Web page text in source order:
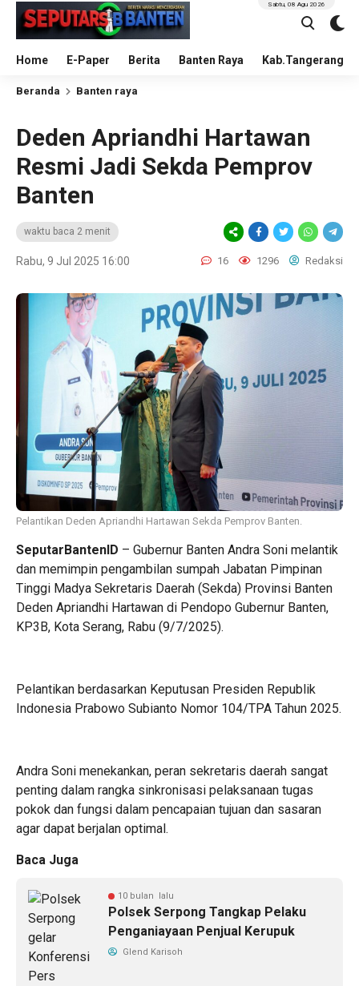
Home E-Paper Berita Banten Raya Kab.Tangerang
Sabtu, 08 Agu 2026
Beranda Banten raya
Deden Apriandhi Hartawan
Resmi Jadi Sekda Pemprov
Banten
waktu baca 2 menit
Rabu, 9 Jul 2025 16:00 16 1296 Redaksi
Pelantikan Deden Apriandhi Hartawan Sekda Pemprov Banten.
SeputarBantenID – Gubernur Banten Andra Soni melantik
dan memimpin pengambilan sumpah Jabatan Pimpinan
Tinggi Madya Sekretaris Daerah (Sekda) Provinsi Banten
Deden Apriandhi Hartawan di Pendopo Gubernur Banten,
KP3B, Kota Serang, Rabu (9/7/2025).
Pelantikan berdasarkan Keputusan Presiden Republik
Indonesia Prabowo Subianto Nomor 104/TPA Tahun 2025.
Andra Soni menekankan, peran sekretaris daerah sangat
penting dalam rangka sinkronisasi pelaksanaan tugas
pokok dan fungsi dalam pencapaian tujuan dan sasaran
agar dapat berjalan optimal.
Baca Juga
10 bulan lalu
Polsek Serpong Tangkap Pelaku
Penganiayaan Penjual Kerupuk
Glend Karisoh